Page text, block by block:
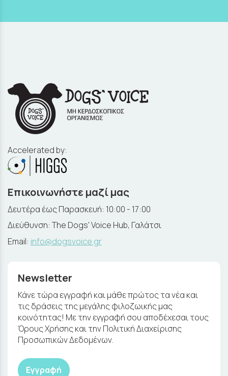
Accelerated by:
Επικοινωνήστε μαζί μας
Δευτέρα έως Παρασκευή: 10:00 - 17:00
Διεύθυνση: The Dogs' Voice Hub, Γαλάτσι
Email: info@dogsvoice.gr
Newsletter
Κάνε τώρα εγγραφή και μάθε πρώτος τα νέα και
τις δράσεις της μεγάλης φιλοζωικής μας
κοινότητας! Με την εγγραφή σου αποδέχεσαι τους
Όρους Χρήσης και την Πολιτική Διαχείρισης
Προσωπικών Δεδομένων.
Εγγραφή